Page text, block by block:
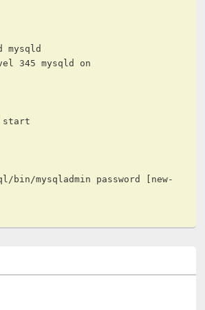
mysqld
345 mysqld on
start
bin/mysqladmin password [new-